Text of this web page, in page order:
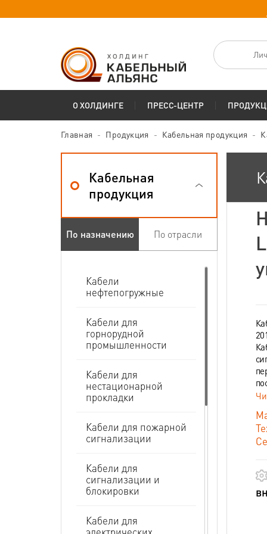
О ХОЛДИНГЕ ПРЕСС-ЦЕНТР
Главная Продукция Кабельная продукция
Кабельная
продукция
По назначению По отрасли
Кабели
нефтепогружные
Кабели для
горнорудной
промышленности
Кабели для
нестационарной
прокладки
Кабели для пожарной
сигнализации
Кабели для
сигнализации и
блокировки
Кабели для